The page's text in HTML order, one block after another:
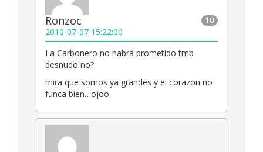
10
Ronzoc
2010-07-07 15:22:00
La Carbonero no habrá prometido tmb
desnudo no?
mira que somos ya grandes y el corazon no
funca bien…ojoo